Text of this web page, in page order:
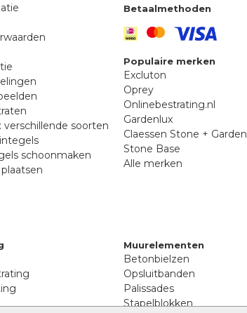
verschillende soorten
schoonmaken
Betaalmethoden
Populaire merken
Excluton
Oprey
Onlinebestrating.nl
Gardenlux
Claessen Stone + Garden
Stone Base
Alle merken
Muurelementen
Betonbielzen
Opsluitbanden
Palissades
Stapelblokken